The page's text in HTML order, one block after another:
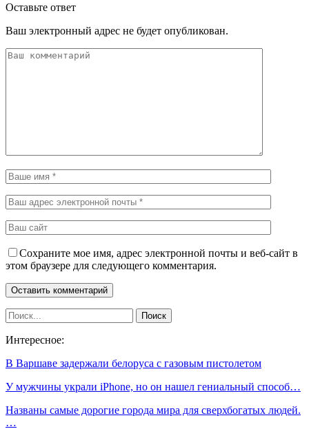
Оставьте ответ
Ваш электронный адрес не будет опубликован.
Сохраните мое имя, адрес электронной почты и веб-сайт в
этом браузере для следующего комментария.
Интересное:
В Варшаве задержали белоруса с газовым пистолетом
У мужчины украли iPhone, но он нашел гениальный способ…
Названы самые дорогие города мира для сверхбогатых людей.
…